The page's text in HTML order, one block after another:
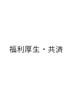
福利厚生・共済